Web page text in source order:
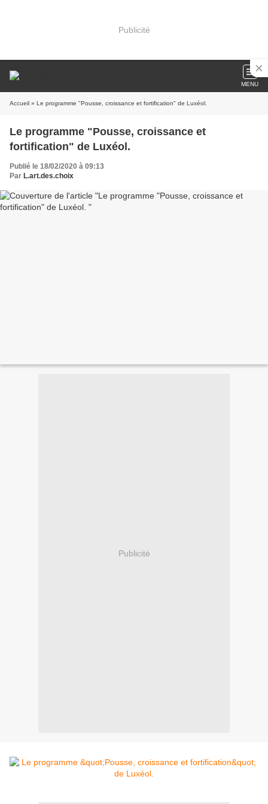
Publicité
MENU
Accueil » Le programme "Pousse, croissance et fortification" de Luxéol.
Le programme "Pousse, croissance et
fortification" de Luxéol.
Publié le 18/02/2020 à 09:13
Par L.art.des.choix
Publicité